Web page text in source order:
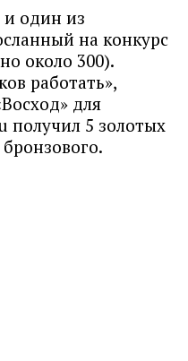
и один из
на конкурс
около 300).
работать»,
для
получил 5 золотых